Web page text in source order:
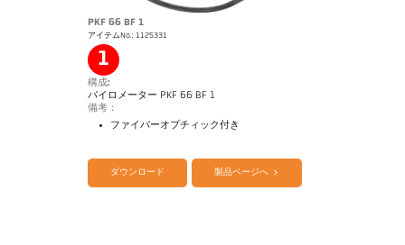
PKF 66 BF 1
アイテムNo.: 1125331
1
構成:
パイロメーター PKF 66 BF 1
備考：
ファイバーオプチィック付き
カタログ CellaTemp PK PKF PKL Questionnaire Radiation Pyrometers
ダウンロード 製品ページへ